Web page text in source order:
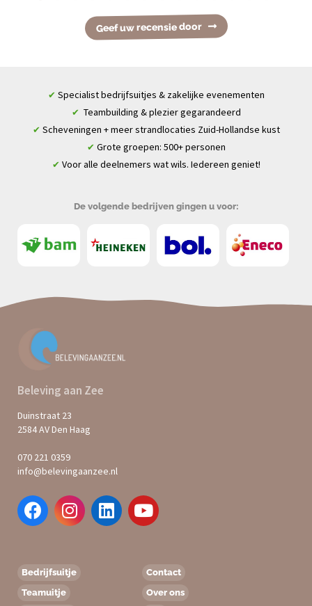
Geef uw recensie door
✔ Specialist bedrijfsuitjes & zakelijke evenementen
✔ Teambuilding & plezier gegarandeerd
✔ Scheveningen + meer strandlocaties Zuid-Hollandse kust
✔ Grote groepen: 500+ personen
✔ Voor alle deelnemers wat wils. Iedereen geniet!
De volgende bedrijven gingen u voor:
Beleving aan Zee
Duinstraat 23
2584 AV Den Haag
070 221 0359
info@belevingaanzee.nl
Bedrijfsuitje
Teamuitje
Contact
Over ons